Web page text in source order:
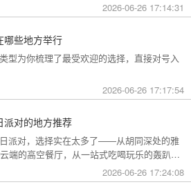
越来越丰富。不过场地多了，选择也成了难
型为你盘点了上海热门的儿童生日派对场
2026-06-26 17:14:31
哪些地方举行
型为你梳理了最受欢迎的选择，直接对号入
2026-06-26 17:17:54
派对的地方推荐
派对，选择实在太多了——从胡同深处的雅
端的高空餐厅，从一站式吃喝玩乐的轰趴别
京郊草坪。为了让你快速找到最心仪的那一
的场地分好了类，直接对号入座就行。
2026-06-26 17:24:08